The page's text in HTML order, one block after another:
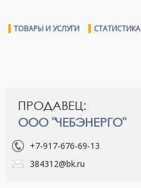
ТОВАРЫ И УСЛУГИ СТАТИСТИКА
ПРОДАВЕЦ:
ООО "ЧЕБЭНЕРГО"
+7-917-676-69-13
384312@bk.ru